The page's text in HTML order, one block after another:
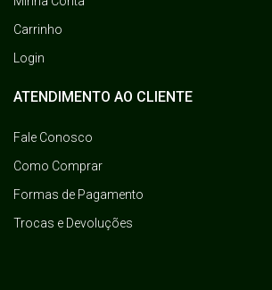
Carrinho
Login
ATENDIMENTO AO CLIENTE
Fale Conosco
Como Comprar
Formas de Pagamento
Trocas e Devoluções